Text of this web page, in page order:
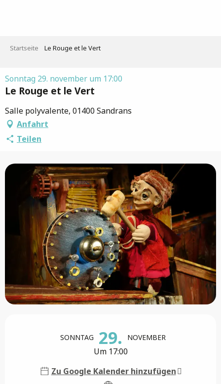
Startseite Le Rouge et le Vert
Sonntag 29. november um 17:00
Le Rouge et le Vert
Salle polyvalente, 01400 Sandrans
Anfahrt
Teilen
SONNTAG 29. NOVEMBER
Um 17:00
Zu Google Kalender hinzufügen